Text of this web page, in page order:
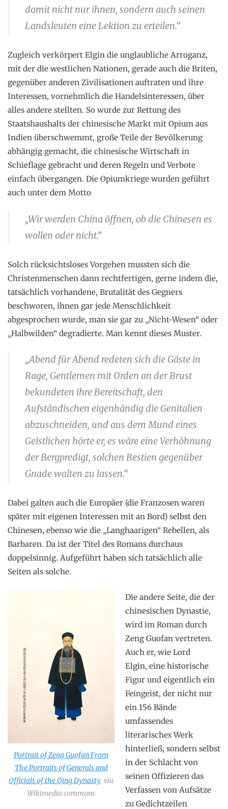
damit nicht nur ihnen, sondern auch seinen
Landsleuten eine Lektion zu erteilen.“
Zugleich verkörpert Elgin die unglaubliche Arroganz,
mit der die westlichen Nationen, gerade auch die Briten,
gegenüber anderen Zivilisationen auftraten und ihre
Interessen, vornehmlich die Handelsinteressen, über
alles andere stellten. So wurde zur Rettung des
Staatshaushalts der chinesische Markt mit Opium aus
Indien überschwemmt, große Teile der Bevölkerung
abhängig gemacht, die chinesische Wirtschaft in
Schieflage gebracht und deren Regeln und Verbote
einfach übergangen. Die Opiumkriege wurden geführt
auch unter dem Motto
„Wir werden China öffnen, ob die Chinesen es
wollen oder nicht.“
Solch rücksichtsloses Vorgehen mussten sich die
Christenmenschen dann rechtfertigen, gerne indem die,
tatsächlich vorhandene, Brutalität des Gegners
beschworen, ihnen gar jede Menschlichkeit
abgesprochen wurde, man sie gar zu „Nicht-Wesen“ oder
„Halbwilden“ degradierte. Man kennt dieses Muster.
„Abend für Abend redeten sich die Gäste in
Rage, Gentlemen mit Orden an der Brust
bekundeten ihre Bereitschaft, den
Aufständischen eigenhändig die Genitalien
abzuschneiden, und aus dem Mund eines
Geistlichen hörte er, es wäre eine Verhöhnung
der Bergpredigt, solchen Bestien gegenüber
Gnade walten zu lassen.“
Dabei galten auch die Europäer (die Franzosen waren
später mit eigenen Interessen mit an Bord) selbst den
Chinesen, ebenso wie die „Langhaarigen“ Rebellen, als
Barbaren. Da ist der Titel des Romans durchaus
doppelsinnig. Aufgeführt haben sich tatsächlich alle
Seiten als solche.
Portrait of Zeng Guofan From
The Portraits of Generals and
Officials of the Qing Dynasty via
Wikimedia commons
Die andere Seite, die der
chinesischen Dynastie,
wird im Roman durch
Zeng Guofan vertreten.
Auch er, wie Lord
Elgin, eine historische
Figur und eigentlich ein
Feingeist, der nicht nur
ein 156 Bände
umfassendes
literarisches Werk
hinterließ, sondern selbst
in der Schlacht von
seinen Offizieren das
Verfassen von Aufsätze
zu Gedichtzeilen